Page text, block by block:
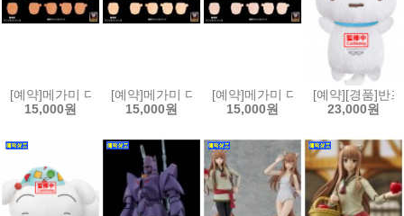
[예약]메가미 디바이스 M.S.G 10 페이스 세트 PUNI MOFU 01 스킨
15,000원
[예약]메가미 디바이스 M.S.G 10 페이스 세트
15,000원
[예약]메가미 디바이스 M.S.G 10
15,000원
[예약][경품]반
23,000원